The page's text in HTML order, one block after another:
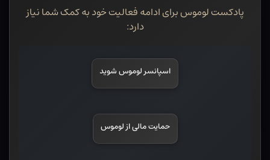
پادکست لوموس برای ادامه فعالیت خود به کمک شما نیاز
دارد:
اسپانسر لوموس شوید
حمایت مالی از لوموس